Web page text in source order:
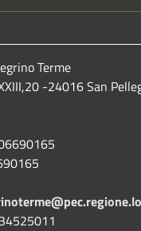
Terme
-24016 San